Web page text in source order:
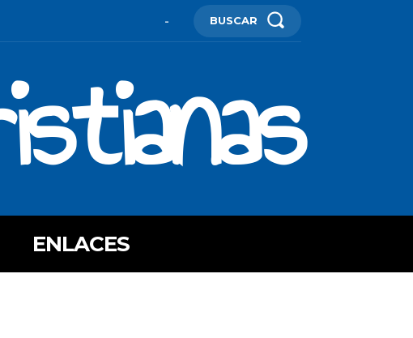
- BUSCAR
ENLACES